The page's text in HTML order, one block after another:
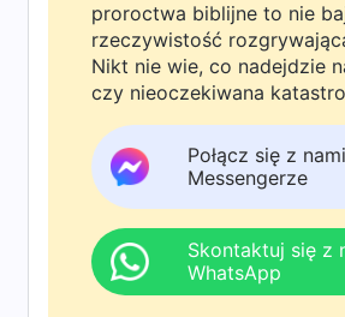
proroctwa biblijne to nie
rzeczywistość
Nikt nie wie, co nadejdzie
czy nieoczekiwana
rodziną powitać powrót
bezpieczeństwo pod Bożą
WhatsAppa lub
naszej grupy studyjnej. Nie
Połącz się z
Messengerze
Skontaktuj się z
WhatsApp